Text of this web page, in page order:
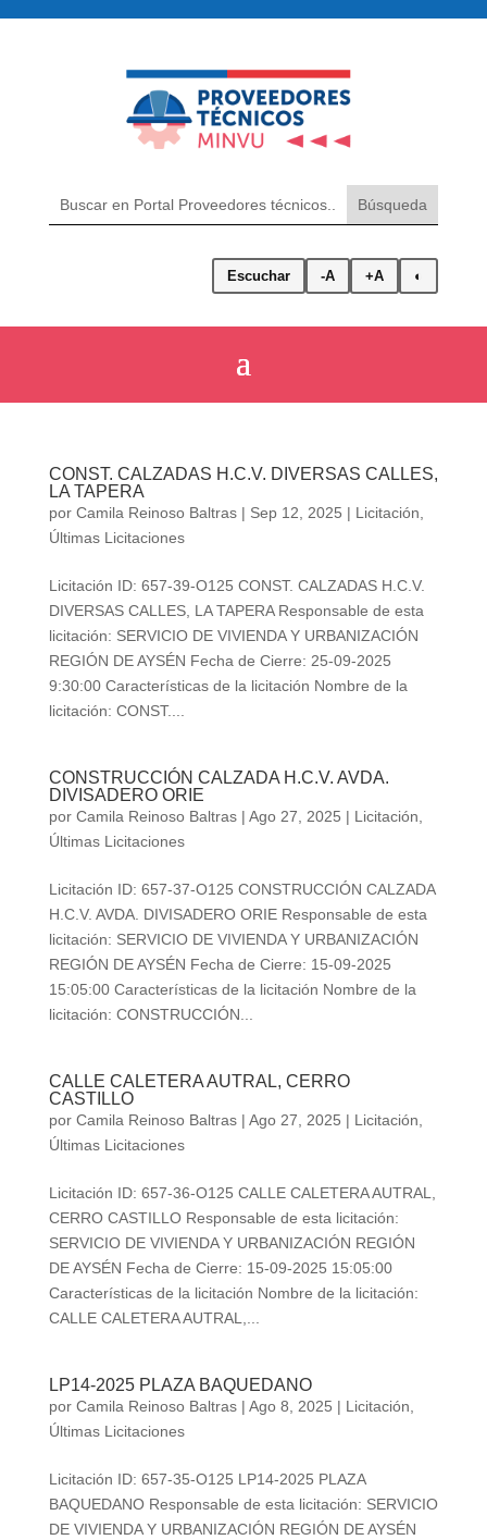
Escuchar -A +A ◐
CONST. CALZADAS H.C.V. DIVERSAS CALLES,
LA TAPERA
por Camila Reinoso Baltras| Sep 12, 2025 | Licitación
Últimas Licitaciones
Licitación ID: 657-39-O125 CONST. CALZADAS H.C.V.
DIVERSAS CALLES, LA TAPERA Responsable de esta
licitación: SERVICIO DE VIVIENDA Y URBANIZACIÓN
REGIÓN DE AYSÉN Fecha de Cierre: 25-09-2025
9:30:00 Características de la licitación Nombre de la
licitación: CONST....
CONSTRUCCIÓN CALZADA H.C.V. AVDA.
DIVISADERO ORIE
por Camila Reinoso Baltras| Ago 27, 2025 | Licitación
Últimas Licitaciones
Licitación ID: 657-37-O125 CONSTRUCCIÓN CALZADA
H.C.V. AVDA. DIVISADERO ORIE Responsable de esta
licitación: SERVICIO DE VIVIENDA Y URBANIZACIÓN
REGIÓN DE AYSÉN Fecha de Cierre: 15-09-2025
15:05:00 Características de la licitación Nombre de la
licitación: CONSTRUCCIÓN...
CALLE CALETERA AUTRAL, CERRO
CASTILLO
por Camila Reinoso Baltras| Ago 27, 2025 | Licitación
Últimas Licitaciones
Licitación ID: 657-36-O125 CALLE CALETERA AUTRAL,
CERRO CASTILLO Responsable de esta licitación:
SERVICIO DE VIVIENDA Y URBANIZACIÓN REGIÓN
DE AYSÉN Fecha de Cierre: 15-09-2025 15:05:00
Características de la licitación Nombre de la licitación:
CALLE CALETERA AUTRAL,...
LP14-2025 PLAZA BAQUEDANO
por Camila Reinoso Baltras| Ago 8, 2025 | Licitación
Últimas Licitaciones
Licitación ID: 657-35-O125 LP14-2025 PLAZA
BAQUEDANO Responsable de esta licitación: SERVICIO
DE VIVIENDA Y URBANIZACIÓN REGIÓN DE AYSÉN